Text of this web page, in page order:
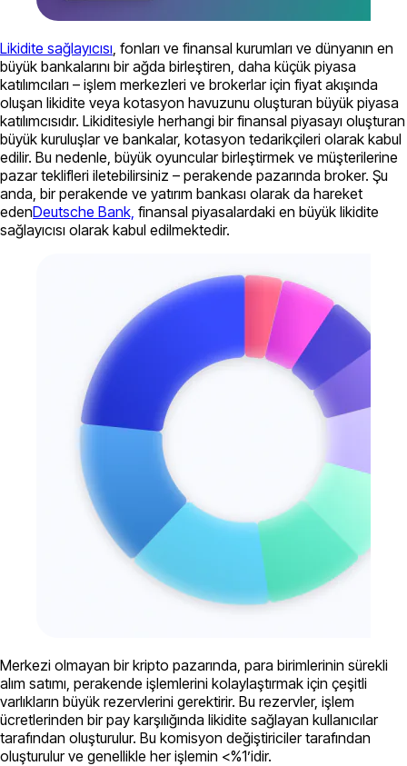
Likidite sağlayıcısı , fonları ve finansal kurumları ve dünyanın en
büyük bankalarını bir ağda birleştiren, daha küçük piyasa
katılımcıları – işlem merkezleri ve brokerlar için fiyat akışında
oluşan likidite veya kotasyon havuzunu oluşturan büyük piyasa
katılımcısıdır. Likiditesiyle herhangi bir finansal piyasayı oluşturan
büyük kuruluşlar ve bankalar, kotasyon tedarikçileri olarak kabul
edilir. Bu nedenle, büyük oyuncular birleştirmek ve müşterilerine
pazar teklifleri iletebilirsiniz – perakende pazarında broker. Şu
anda, bir perakende ve yatırım bankası olarak da hareket
edenDeutsche Bank, finansal piyasalardaki en büyük likidite
sağlayıcısı olarak kabul edilmektedir.
Merkezi olmayan bir kripto pazarında, para birimlerinin sürekli
alım satımı, perakende işlemlerini kolaylaştırmak için çeşitli
varlıkların büyük rezervlerini gerektirir. Bu rezervler, işlem
ücretlerinden bir pay karşılığında likidite sağlayan kullanıcılar
tarafından oluşturulur. Bu komisyon değiştiriciler tarafından
oluşturulur ve genellikle her işlemin <%1’idir.